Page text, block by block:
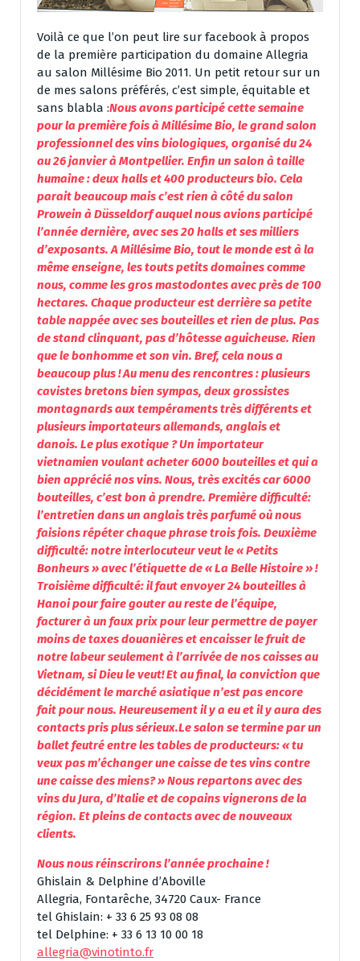
Voilà ce que l’on peut lire sur facebook à propos
de la première participation du domaine Allegria
au salon Millésime Bio 2011. Un petit retour sur un
de mes salons préférés, c’est simple, équitable et
sans blabla :Nous avons participé cette semaine
pour la première fois à Millésime Bio, le grand salon
professionnel des vins biologiques, organisé du 24
au 26 janvier à Montpellier. Enfin un salon à taille
humaine : deux halls et 400 producteurs bio. Cela
parait beaucoup mais c’est rien à côté du salon
Prowein à Düsseldorf auquel nous avions participé
l’année dernière, avec ses 20 halls et ses milliers
d’exposants. A Millésime Bio, tout le monde est à la
même enseigne, les touts petits domaines comme
nous, comme les gros mastodontes avec près de 100
hectares. Chaque producteur est derrière sa petite
table nappée avec ses bouteilles et rien de plus. Pas
de stand clinquant, pas d’hôtesse aguicheuse. Rien
que le bonhomme et son vin. Bref, cela nous a
beaucoup plus ! Au menu des rencontres : plusieurs
cavistes bretons bien sympas, deux grossistes
montagnards aux tempéraments très différents et
plusieurs importateurs allemands, anglais et
danois. Le plus exotique ? Un importateur
vietnamien voulant acheter 6000 bouteilles et qui a
bien apprécié nos vins. Nous, très excités car 6000
bouteilles, c’est bon à prendre. Première difficulté:
l’entretien dans un anglais très parfumé où nous
faisions répéter chaque phrase trois fois. Deuxième
difficulté: notre interlocuteur veut le « Petits
Bonheurs » avec l’étiquette de « La Belle Histoire » !
Troisième difficulté: il faut envoyer 24 bouteilles à
Hanoi pour faire gouter au reste de l’équipe,
facturer à un faux prix pour leur permettre de payer
moins de taxes douanières et encaisser le fruit de
notre labeur seulement à l’arrivée de nos caisses au
Vietnam, si Dieu le veut! Et au final, la conviction que
décidément le marché asiatique n’est pas encore
fait pour nous. Heureusement il y a eu et il y aura des
contacts pris plus sérieux.Le salon se termine par un
ballet feutré entre les tables de producteurs: « tu
veux pas m’échanger une caisse de tes vins contre
une caisse des miens? » Nous repartons avec des
vins du Jura, d’Italie et de copains vignerons de la
région. Et pleins de contacts avec de nouveaux
clients.
Nous nous réinscrirons l’année prochaine !
Ghislain & Delphine d’Aboville
Allegria, Fontarêche, 34720 Caux- France
tel Ghislain: + 33 6 25 93 08 08
tel Delphine: + 33 6 13 10 00 18
allegria@vinotinto.fr